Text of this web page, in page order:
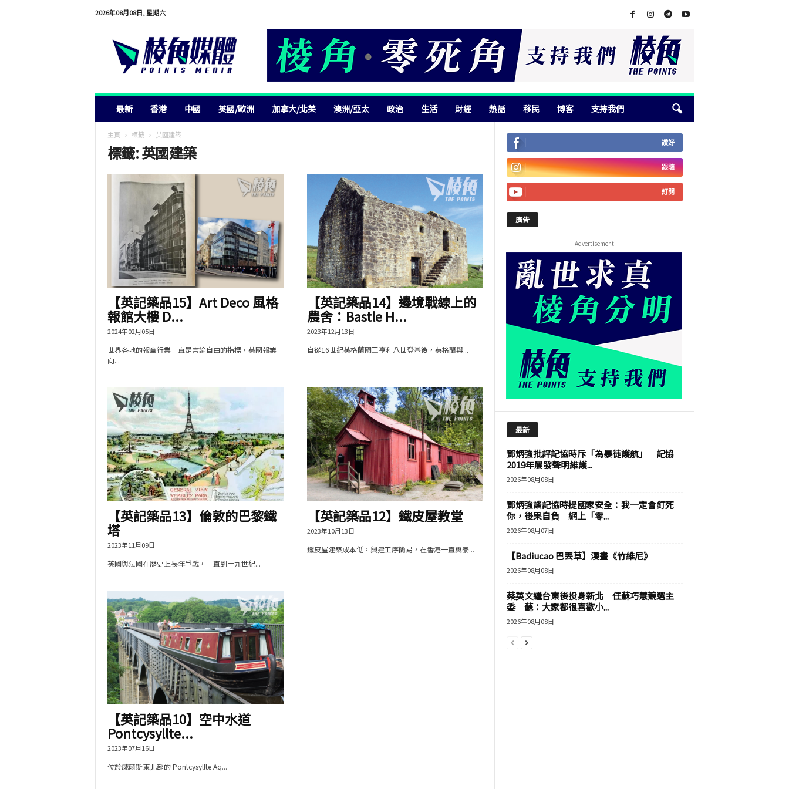
2026年08月08日, 星期六
最新 香港 中國 英國/歐洲 加拿大/北美 澳洲/亞太 政治 生活 財經 熱話 移民 博客 支持我們
主頁 標籤 英國建築
標籤: 英國建築
【英記築品15】Art Deco 風格
報館大樓 D...
2024年02月05日
世界各地的報章行業一直是言論自由的指標，英國報業
向...
【英記築品14】邊境戰線上的
農舍：Bastle H...
2023年12月13日
自從16世紀英格蘭國王亨利八世登基後，英格蘭與...
【英記築品13】倫敦的巴黎鐵
塔
2023年11月09日
英國與法國在歷史上長年爭戰，一直到十九世紀...
【英記築品12】鐵皮屋教堂
2023年10月13日
鐵皮屋建築成本低，興建工序簡易，在香港一直與寮...
【英記築品10】空中水道
Pontcysyllte...
2023年07月16日
位於威爾斯東北部的 Pontcysyllte Aq...
讚好
跟隨
訂閱
廣告
- Advertisement -
最新
鄧炳強批評記協時斥「為暴徒護航」 記協
2019年屢發聲明維護...
2026年08月08日
鄧炳強談記協時提國家安全：我一定會釘死
你，後果自負 網上「零...
2026年08月07日
【Badiucao 巴丟草】漫畫《竹維尼》
2026年08月08日
蔡英文繼台東後投身新北 任蘇巧慧競選主
委 蘇：大家都很喜歡小...
2026年08月08日